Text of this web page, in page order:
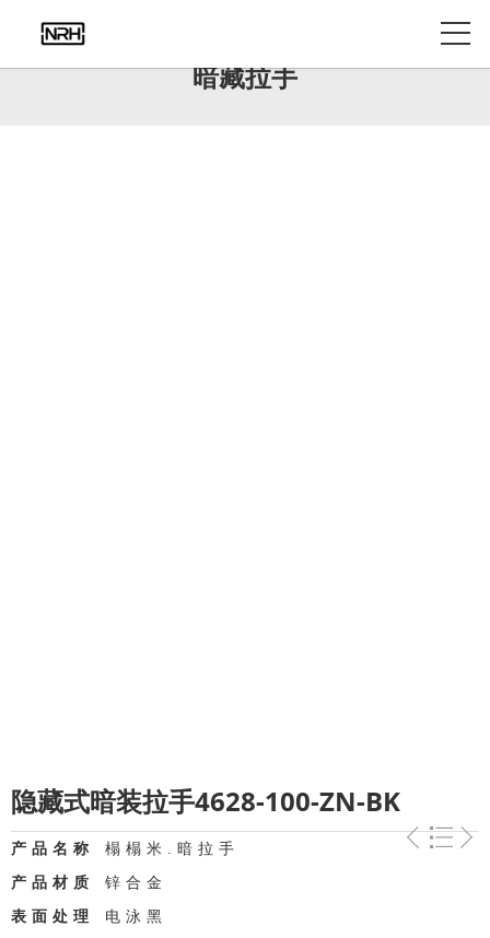
暗藏拉手
隐藏式暗装拉手4628-100-ZN-BK
产品名称 榻榻米.暗拉手
产品材质 锌合金
表面处理 电泳黑